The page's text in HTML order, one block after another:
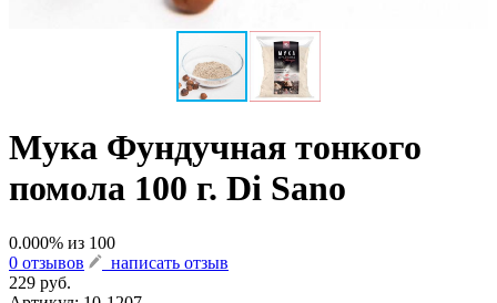
Мука Фундучная тонкого
помола 100 г. Di Sano
0.000% из 100
0 отзывов
написать отзыв
229 руб.